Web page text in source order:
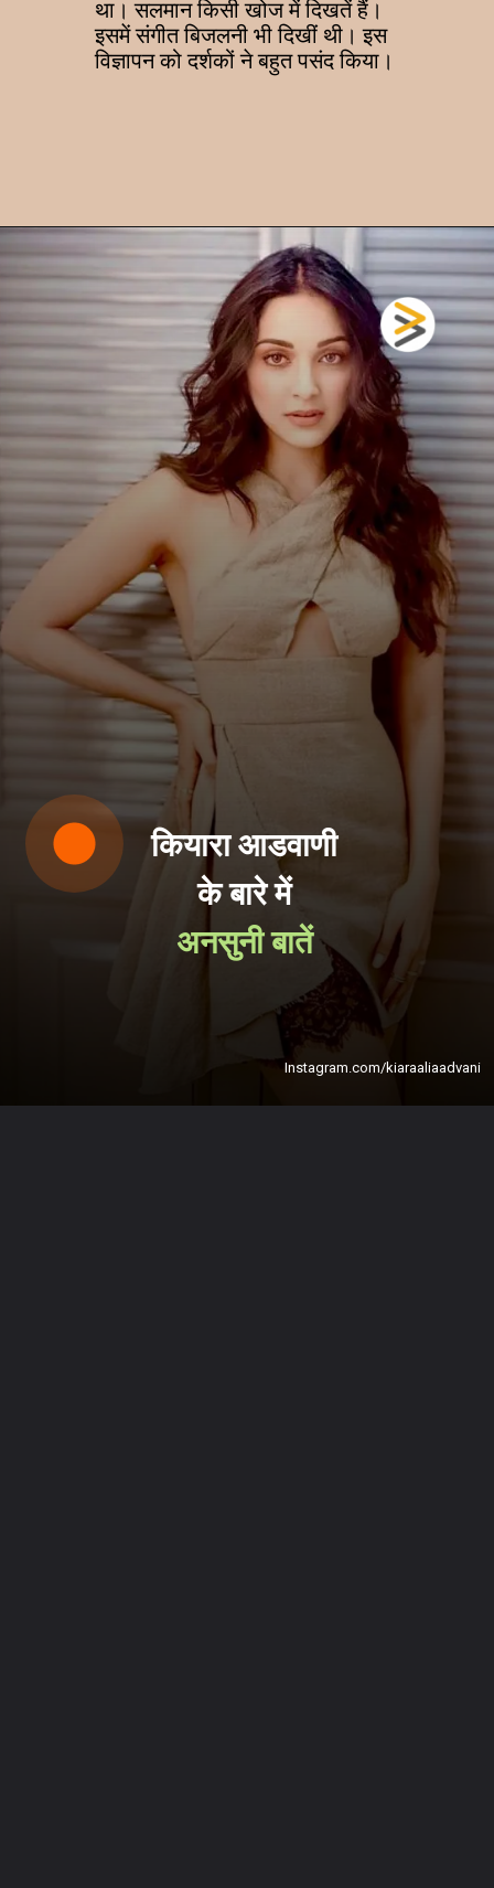
था। सलमान किसी खोज में दिखतें हैं।
इसमें संगीत बिजलनी भी दिखीं थी। इस
विज्ञापन को दर्शकों ने बहुत पसंद किया।
कियारा आडवाणी
के बारे में
अनसुनी बातें
Instagram.com/kiaraaliaadvani